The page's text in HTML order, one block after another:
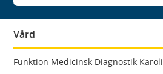
Vård
Funktion Medicinsk Diagnostik